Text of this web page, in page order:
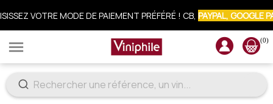
VOUS À LA NEWSLETTER : 10% OFFERTS SUR VOTRE
 (0)